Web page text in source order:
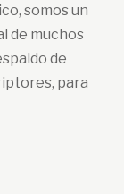
somos un
de muchos
de
para